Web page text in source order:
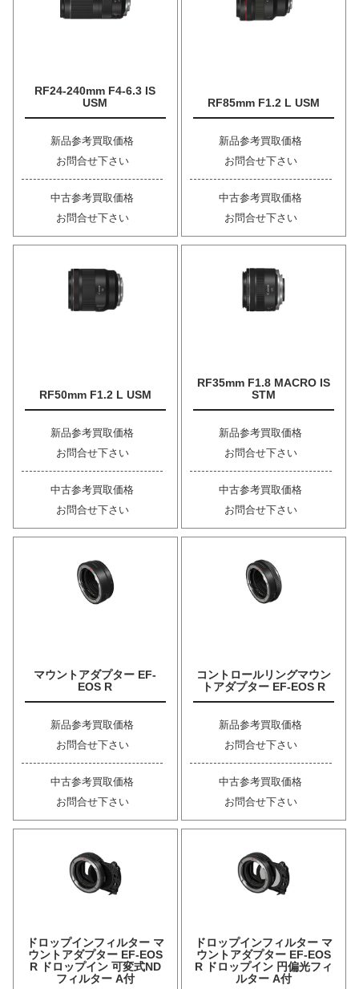
RF24-240mm F4-6.3 IS
USM
新品参考買取価格
お問合せ下さい
中古参考買取価格
お問合せ下さい
RF85mm F1.2 L USM
新品参考買取価格
お問合せ下さい
中古参考買取価格
お問合せ下さい
RF50mm F1.2 L USM
新品参考買取価格
お問合せ下さい
中古参考買取価格
お問合せ下さい
RF35mm F1.8 MACRO IS
STM
新品参考買取価格
お問合せ下さい
中古参考買取価格
お問合せ下さい
マウントアダプター EF-
EOS R
新品参考買取価格
お問合せ下さい
中古参考買取価格
お問合せ下さい
コントロールリングマウン
トアダプター EF-EOS R
新品参考買取価格
お問合せ下さい
中古参考買取価格
お問合せ下さい
ドロップインフィルター マ
ウントアダプター EF-EOS
R ドロップイン 可変式ND
フィルター A付
ドロップインフィルター マ
ウントアダプター EF-EOS
R ドロップイン 円偏光フィ
ルター A付